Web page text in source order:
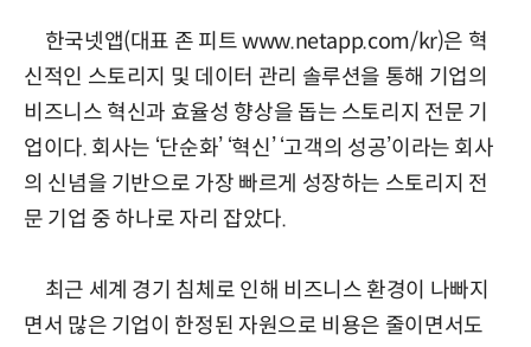
한국넷앱(대표 존 피트 www.netapp.com/kr)은 혁
신적인 스토리지 및 데이터 관리 솔루션을 통해 기업의
비즈니스 혁신과 효율성 향상을 돕는 스토리지 전문 기
업이다. 회사는 ‘단순화’ ‘혁신’ ‘고객의 성공’이라는 회사
의 신념을 기반으로 가장 빠르게 성장하는 스토리지 전
문 기업 중 하나로 자리 잡았다.
최근 세계 경기 침체로 인해 비즈니스 환경이 나빠지
면서 많은 기업이 한정된 자원으로 비용은 줄이면서도